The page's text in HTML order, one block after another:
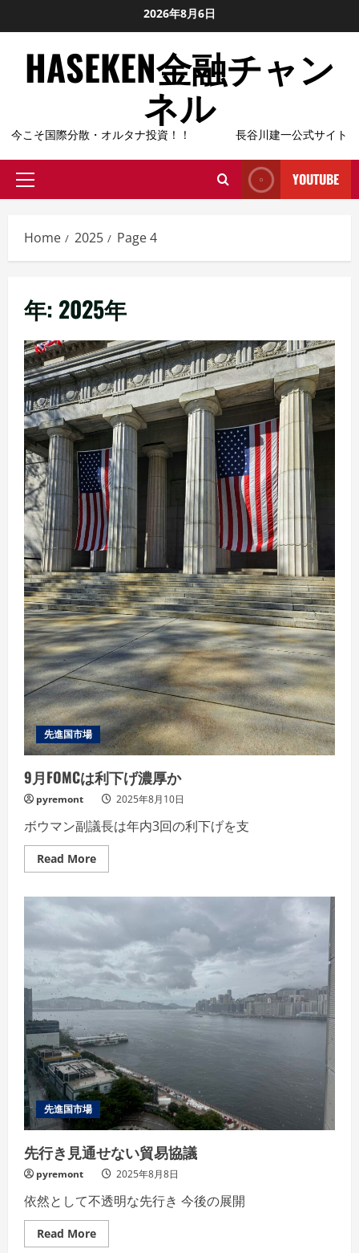
to
content
2026年8月6日
HASEKEN金融チャン
ネル
今こそ国際分散・オルタナ投資！！ 長谷川建一公式サイト
Primary
YOUTUBE
Home 2025 Page 4
年: 2025年
先進国市場
9月FOMCは利下げ濃厚か
pyremont 2025年8月10日
ボウマン副議長は年内3回の利下げを支
Read MoreRead
more
FOMC
は
下
げ
濃
厚
先進国市場
先行き見通せない貿易協議
pyremont 2025年8月8日
依然として不透明な先行き 今後の展開
Read MoreRead
more